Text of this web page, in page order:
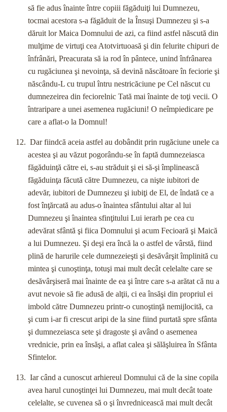
să fie adus înainte între copiii făgăduiţi lui Dumnezeu,
tocmai acestora s-a făgăduit de la Însuşi Dumnezeu şi s-a
dăruit lor Maica Domnului de azi, ca fiind astfel născută din
mulţime de virtuţi cea Atotvirtuoasă şi din felurite chipuri de
înfrânări, Preacurata să ia rod în pântece, unind înfrânarea
cu rugăciunea şi nevoinţa, să devină născătoare în feciorie şi
născându-L cu trupul întru nestricăciune pe Cel născut cu
dumnezeirea din feciorelnic Tată mai înainte de toţi vecii. O
întraripare a unei asemenea rugăciuni! O neîmpiedicare pe
care a aflat-o la Domnul!
Dar fiindcă aceia astfel au dobândit prin rugăciune unele ca
acestea şi au văzut pogorându-se în faptă dumnezeiasca
făgăduinţă către ei, s-au străduit şi ei să-şi împlinească
făgăduinţa făcută către Dumnezeu, ca nişte iubitori de
adevăr, iubitori de Dumnezeu şi iubiţi de El, de îndată ce a
fost înţărcată au adus-o înaintea sfântului altar al lui
Dumnezeu şi înaintea sfinţitului Lui ierarh pe cea cu
adevărat sfântă şi fiica Domnului şi acum Fecioară şi Maică
a lui Dumnezeu. Şi deşi era încă la o astfel de vârstă, fiind
plină de harurile cele dumnezeieşti şi desăvârşit împlinită cu
mintea şi cunoştinţa, totuşi mai mult decât celelalte care se
desăvârşiseră mai înainte de ea şi între care s-a arătat că nu a
avut nevoie să fie adusă de alţii, ci ea însăşi din propriul ei
imbold către Dumnezeu printr-o cunoştinţă nemijlocită, ca
şi cum i-ar fi crescut aripi de la sine fiind purtată spre sfânta
şi dumnezeiasca sete şi dragoste şi având o asemenea
vrednicie, prin ea însăşi, a aflat calea şi sălăşluirea în Sfânta
Sfintelor.
Iar când a cunoscut arhiereul Domnului că de la sine copila
avea harul cunoştinţei lui Dumnezeu, mai mult decât toate
celelalte, se cuvenea să o şi învrednicească mai mult decât